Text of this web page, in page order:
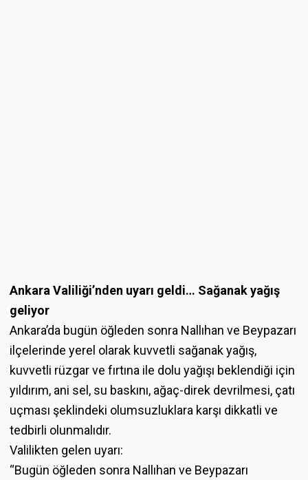
Ankara Valiliği’nden uyarı geldi… Sağanak yağış
geliyor
Ankara’da bugün öğleden sonra Nallıhan ve Beypazarı
ilçelerinde yerel olarak kuvvetli sağanak yağış,
kuvvetli rüzgar ve fırtına ile dolu yağışı beklendiği için
yıldırım, ani sel, su baskını, ağaç-direk devrilmesi, çatı
uçması şeklindeki olumsuzluklara karşı dikkatli ve
tedbirli olunmalıdır.
Valilikten gelen uyarı:
“Bugün öğleden sonra Nallıhan ve Beypazarı